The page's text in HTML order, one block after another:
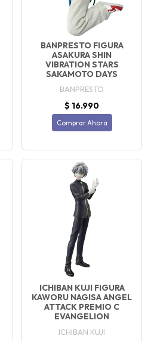
BANPRESTO FIGURA
ASAKURA SHIN
VIBRATION STARS
SAKAMOTO DAYS
BANPRESTO
$ 16.990
Comprar Ahora
ICHIBAN KUJI FIGURA
KAWORU NAGISA ANGEL
ATTACK PREMIO C
EVANGELION
ICHIBAN KUJI